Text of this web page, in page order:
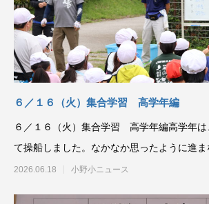
６／１６（火）集合学習 高学年編
６／１６（火）集合学習 高学年編高学年は
て操船しました。なかなか思ったように進ま
掛け合って協力しよう
2026.06.18 小野小ニュース